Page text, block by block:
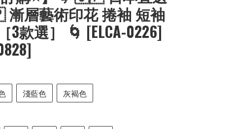
層藝術印花 捲袖 短袖
3款選］ 🌀 [ELCA-0226]
淺藍色 灰褐色